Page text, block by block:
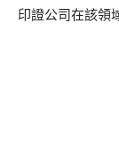
印證公司在該領